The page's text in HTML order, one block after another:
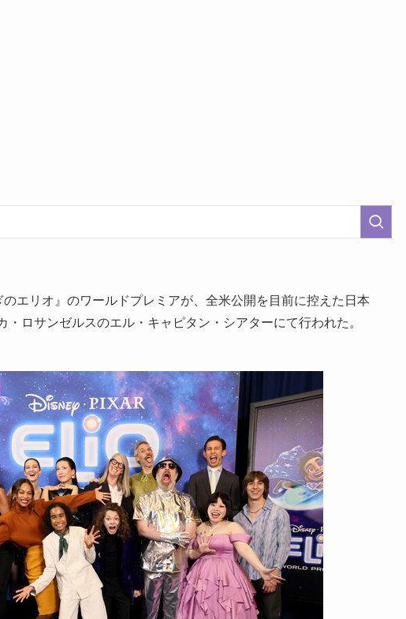
エリオ』のワールドプレミアが、全米公開を目前に控えた日本
ロサンゼルスのエル・キャピタン・シアターにて行われた。